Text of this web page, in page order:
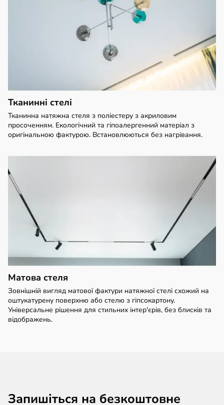
Тканинні стелі
Тканинна натяжна стеля з поліестеру з акриловим
просоченням. Екологічний та гіпоалергенний матеріал з
оригінальною фактурою. Встановлюються без нагрівання.
Матова стеля
Зовнішній вигляд матової фактури натяжної стелі схожий на
оштукатурену поверхню або стелю з гіпсокартону.
Універсальне рішення для стильних інтер'єрів, без блисків та
відображень.
Запишіться на безкоштовне